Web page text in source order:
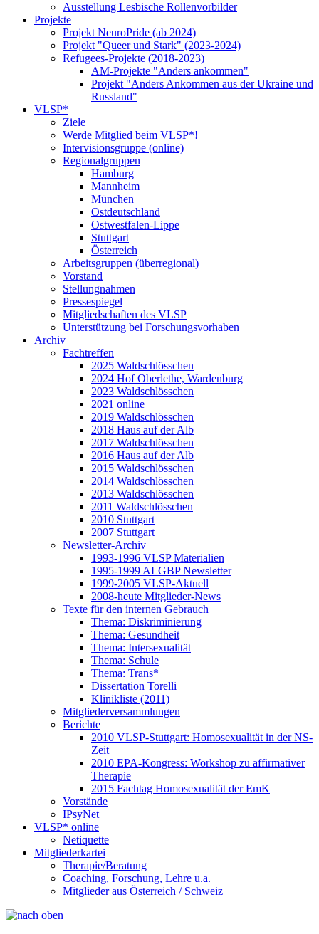
Ausstellung Lesbische Rollenvorbilder
Projekte
Projekt NeuroPride (ab 2024)
Projekt "Queer und Stark" (2023-2024)
Refugees-Projekte (2018-2023)
AM-Projekte "Anders ankommen"
Projekt "Anders Ankommen aus der Ukraine und
Russland"
VLSP*
Ziele
Werde Mitglied beim VLSP*!
Intervisionsgruppe (online)
Regionalgruppen
Hamburg
Mannheim
München
Ostdeutschland
Ostwestfalen-Lippe
Stuttgart
Österreich
Arbeitsgruppen (überregional)
Vorstand
Stellungnahmen
Pressespiegel
Mitgliedschaften des VLSP
Unterstützung bei Forschungsvorhaben
Archiv
Fachtreffen
2025 Waldschlösschen
2024 Hof Oberlethe, Wardenburg
2023 Waldschlösschen
2021 online
2019 Waldschlösschen
2018 Haus auf der Alb
2017 Waldschlösschen
2016 Haus auf der Alb
2015 Waldschlösschen
2014 Waldschlösschen
2013 Waldschlösschen
2011 Waldschlösschen
2010 Stuttgart
2007 Stuttgart
Newsletter-Archiv
1993-1996 VLSP Materialien
1995-1999 ALGBP Newsletter
1999-2005 VLSP-Aktuell
2008-heute Mitglieder-News
Texte für den internen Gebrauch
Thema: Diskriminierung
Thema: Gesundheit
Thema: Intersexualität
Thema: Schule
Thema: Trans*
Dissertation Torelli
Klinikliste (2011)
Mitgliederversammlungen
Berichte
2010 VLSP-Stuttgart: Homosexualität in der NS-
Zeit
2010 EPA-Kongress: Workshop zu affirmativer
Therapie
2015 Fachtag Homosexualität der EmK
Vorstände
IPsyNet
VLSP* online
Netiquette
Mitgliederkartei
Therapie/Beratung
Coaching, Forschung, Lehre u.a.
Mitglieder aus Österreich / Schweiz